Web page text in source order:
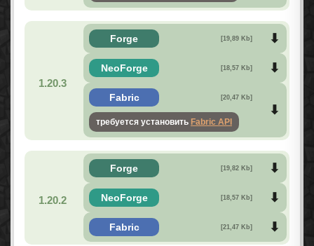
1.20.3
Forge [19,89 Kb]
NeoForge [18,57 Kb]
Fabric [20,47 Kb]
требуется установить Fabric API
1.20.2
Forge [19,82 Kb]
NeoForge [18,57 Kb]
Fabric [21,47 Kb]